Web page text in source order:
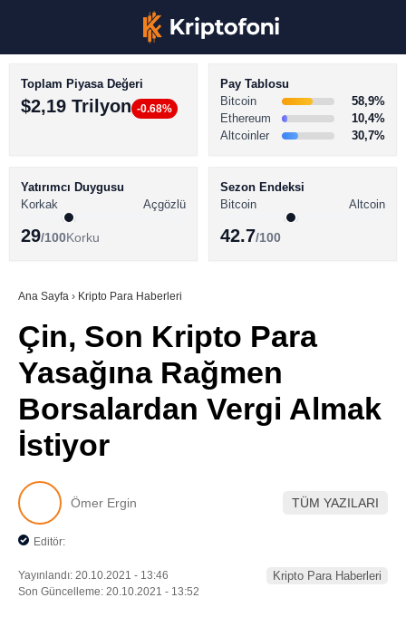
Youtube
TikTok
Pinterest
BİTCOİN HABERLERİ
ALTCOİN HABERLERİ
SÖZLÜK
Toplam Piyasa Değeri
$2,19 Trilyon -0.68%
Pay Tablosu
Bitcoin
58,9%
Ethereum
10,4%
Altcoinler
30,7%
Yatırımcı Duygusu
Korkak
Açgözlü
29/100Korku
Sezon Endeksi
Bitcoin
Altcoin
42.7/100
Ana Sayfa › Kripto Para Haberleri
Çin, Son Kripto Para
Yasağına Rağmen
Borsalardan Vergi Almak
İstiyor
Ömer Ergin TÜM YAZILARI
Editör:
Yayınlandı: 20.10.2021 - 13:46
Son Güncelleme: 20.10.2021 - 13:52
Kripto Para Haberleri